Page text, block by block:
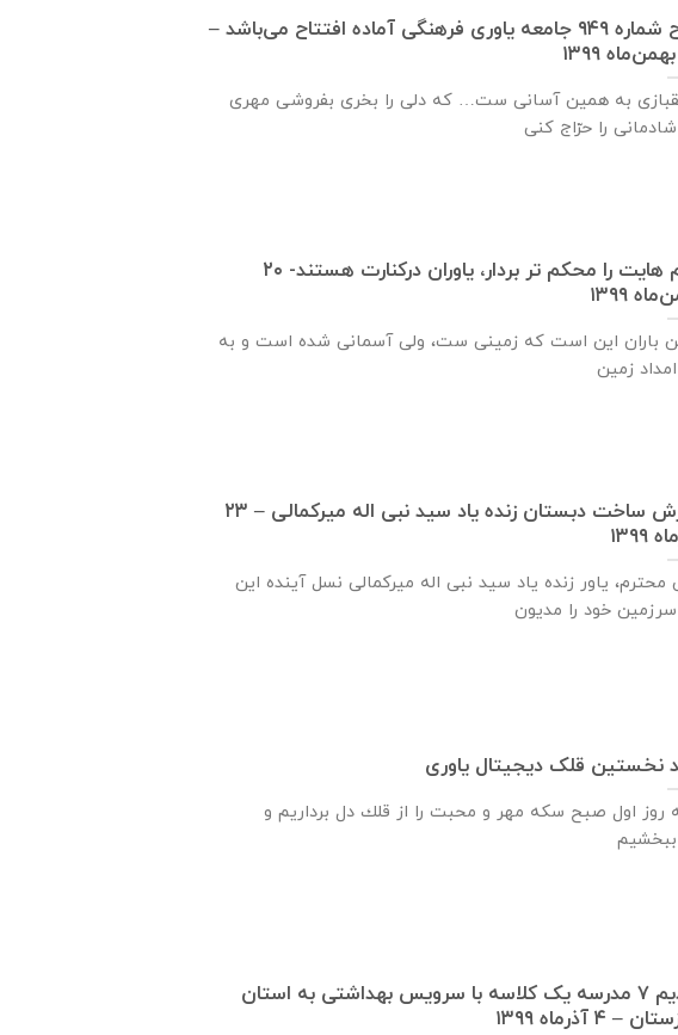
طرح شماره ۹۴۹ جامعه ياوری فرهنگی آماده افتتاح می‌باشد –
به همین آسانی ست… که دلی را بخری بفروشی مهری
قدم هایت را محکم تر بردار، یاوران درکنارت هستند- ۲۰
۱۳۹۹
باران این است که زمینی ست، ولی آسمانی شده است و به
گزارش ساخت دبستان زنده ياد سيد نبی اله ميركمالی – ۲۳
۱۳۹۹
محترم، یاور زنده ياد سيد نبی اله ميركمالی نسل آینده این
نخستین قلک دیجیتال یاوری
روز اول صبح سكه مهر و محبت را از قلك دل برداريم و
تقدیم ۷ مدرسه یک کلاسه با سرويس بهداشتی به استان
– ۴ آذر‌ماه ۱۳۹۹